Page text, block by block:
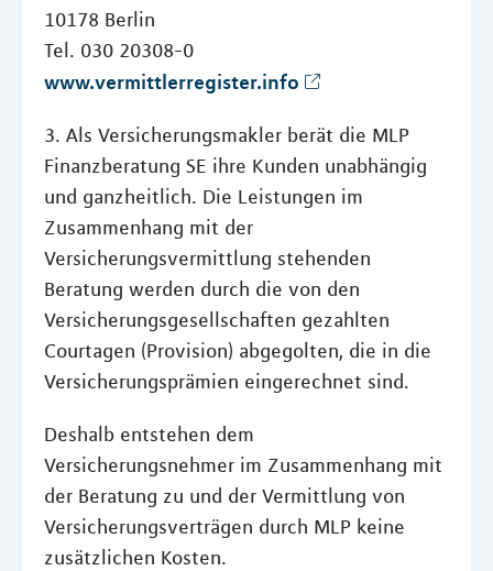
10178 Berlin
Tel. 030 20308-0
www.vermittlerregister.info
3. Als Versicherungsmakler berät die MLP
Finanzberatung SE ihre Kunden unabhängig
und ganzheitlich. Die Leistungen im
Zusammenhang mit der
Versicherungsvermittlung stehenden
Beratung werden durch die von den
Versicherungsgesellschaften gezahlten
Courtagen (Provision) abgegolten, die in die
Versicherungsprämien eingerechnet sind.
Deshalb entstehen dem
Versicherungsnehmer im Zusammenhang mit
der Beratung zu und der Vermittlung von
Versicherungsverträgen durch MLP keine
zusätzlichen Kosten.